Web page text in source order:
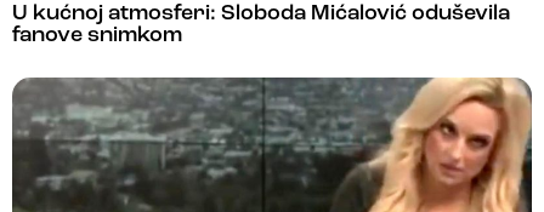
U kućnoj atmosferi: Sloboda Mićalović oduševila
fanove snimkom